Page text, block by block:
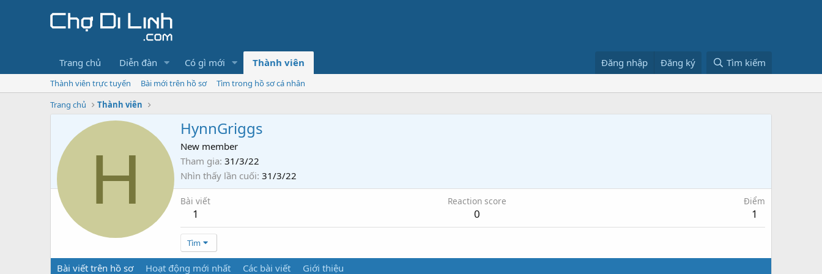
Trang chủ Diễn đàn Có gì mới Thành viên Đăng nhập Đăng ký Tìm kiếm
Thành viên trực tuyến Bài mới trên hồ sơ
Tìm trong hồ sơ cá nhân
Trang chủ
Thành viên
H
HynnGriggs
New member
Tham gia 31/3/22
Nhìn thấy lần cuối 31/3/22
Bài viết
1
Reaction score
0
Điểm
1
Tìm
Bài viết trên hồ sơ Hoạt động mới nhất Các bài viết Giới thiệu